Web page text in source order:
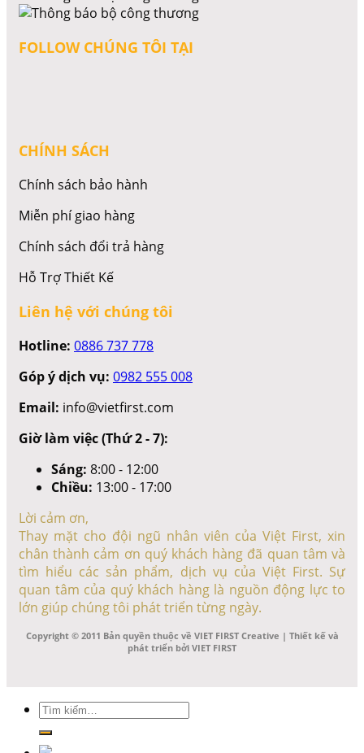
FOLLOW CHÚNG TÔI TẠI
CHÍNH SÁCH
Chính sách bảo hành
Miễn phí giao hàng
Chính sách đổi trả hàng
Hỗ Trợ Thiết Kế
Liên hệ với chúng tôi
Hotline: 0886 737 778
Góp ý dịch vụ: 0982 555 008
Email: info@vietfirst.com
Giờ làm việc (Thứ 2 - 7):
Sáng: 8:00 - 12:00
Chiều: 13:00 - 17:00
Lời cảm ơn,
Thay mặt cho đội ngũ nhân viên của Việt First, xin
chân thành cảm ơn quý khách hàng đã quan tâm và
tìm hiểu các sản phẩm, dịch vụ của Việt First. Sự
quan tâm của quý khách hàng là nguồn động lực to
lớn giúp chúng tôi phát triển từng ngày.
Copyright © 2011 Bản quyền thuộc về VIET FIRST Creative | Thiết kế và
phát triển bởi VIET FIRST
Tìm
kiếm: